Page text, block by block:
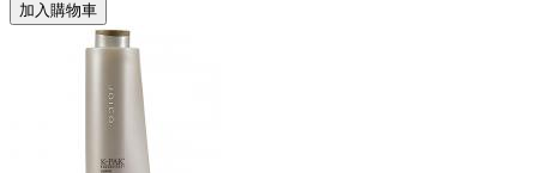
加入購物車